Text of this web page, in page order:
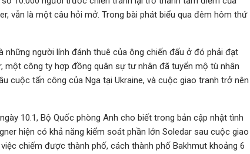
vẫn là một câu hỏi mở. Trong bài phát biểu qua đêm hôm thứ
người lính đánh thuê của ông chiến đấu ở đó phải đạt
một công ty hợp đồng quân sự tư nhân đã tuyển mộ tù nhân
cuộc tấn công của Nga tại Ukraine, và cuộc giao tranh trở nên
10.1, Bộ Quốc phòng Anh cho biết trong bản cập nhật tình
hiện có khả năng kiểm soát phần lớn Soledar sau cuộc giao
chiếm được thành phố, cách thành phố Bakhmut khoảng 6